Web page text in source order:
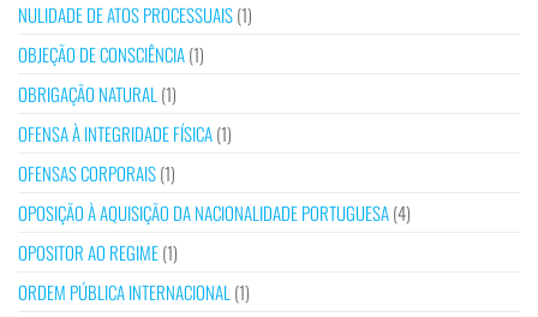
NULIDADE DE ATOS PROCESSUAIS(1)
OBJEÇÃO DE CONSCIÊNCIA(1)
OBRIGAÇÃO NATURAL (1)
OFENSA À INTEGRIDADE FÍSICA(1)
OFENSAS CORPORAIS(1)
OPOSIÇÃO À AQUISIÇÃO DA NACIONALIDADE PORTUGUESA(4)
OPOSITOR AO REGIME(1)
ORDEM PÚBLICA INTERNACIONAL (1)